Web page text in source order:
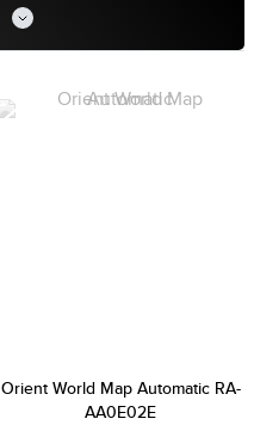
Orient World Map Automatic RA-
AA0E02E